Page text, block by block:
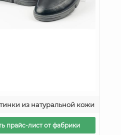
из натуральной кожи
прайс-лист от фабрики